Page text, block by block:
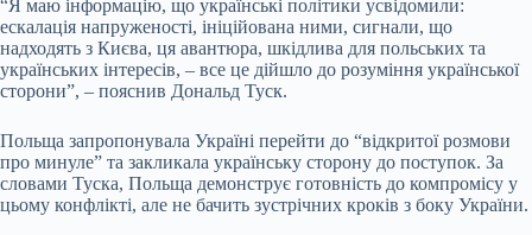
“Я маю інформацію, що українські політики усвідомили:
ескалація напруженості, ініційована ними, сигнали, що
надходять з Києва, ця авантюра, шкідлива для польських та
українських інтересів, – все це дійшло до розуміння української
сторони”, – пояснив Дональд Туск.
Польща запропонувала Україні перейти до “відкритої розмови
про минуле” та закликала українську сторону до поступок. За
словами Туска, Польща демонструє готовність до компромісу у
цьому конфлікті, але не бачить зустрічних кроків з боку України.